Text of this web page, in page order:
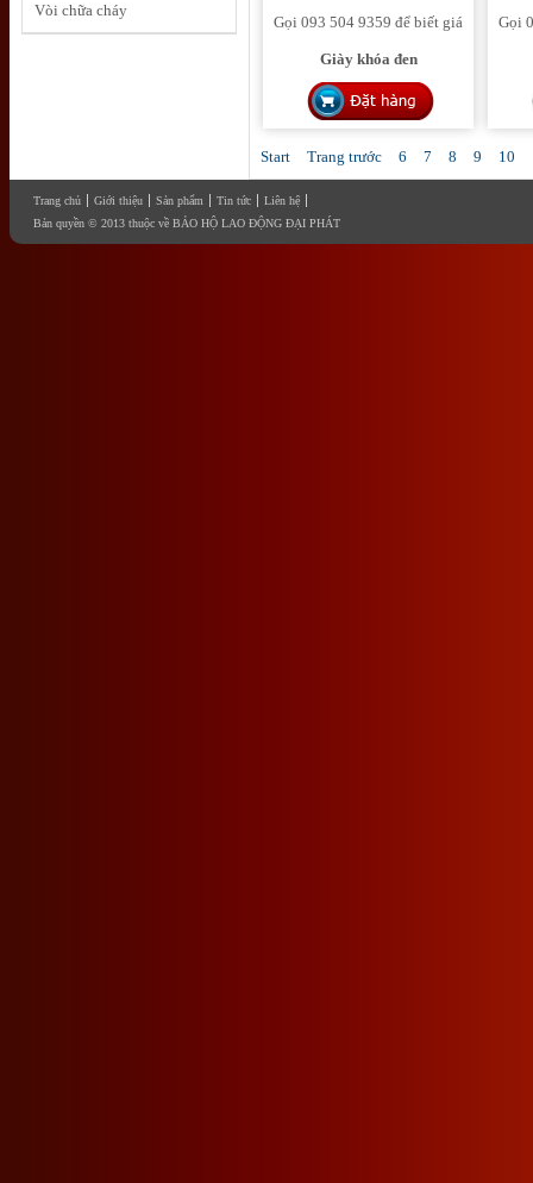
Vòi chữa cháy
Gọi 093 504 9359 để biết giá
Giày khóa đen
Gọi
Start Trang trước 6 7 8 9 10
Trang chủ Giới thiệu Sản phẩm Tin tức
Liên hệ
Bản quyền © 2013 thuộc về BẢO HỘ LAO ĐỘNG ĐẠI PHÁT